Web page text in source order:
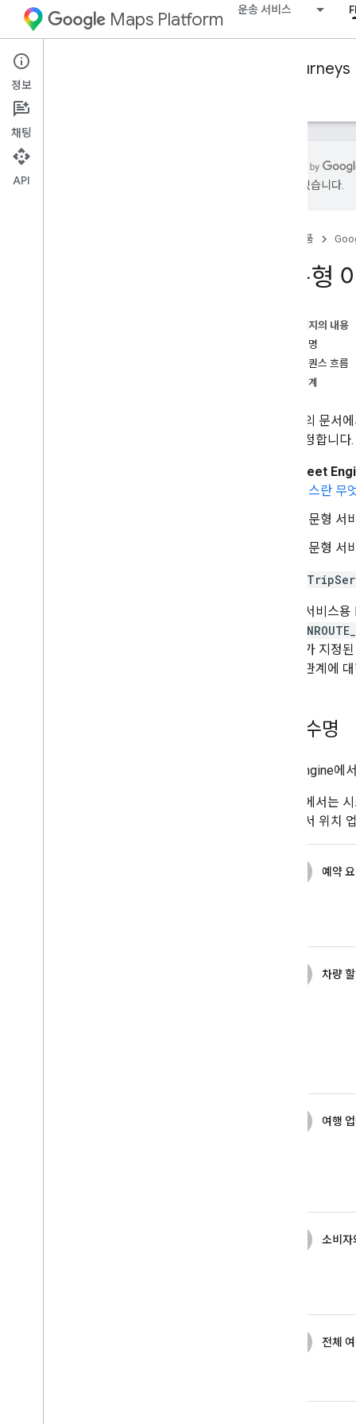
Maps Platform 운송 서비스
Mobility Services Journeys
개요
있을 수 있습니다.
제품
주문형
이 페이지의 내용
여행 수명
여행 시퀀스 흐름
다음 단계
이 섹션의 문서
다고 가정합니다.
Fleet
비스란 무
주문형 서
주문형 서
주문형 서비스
적 위치가 지정
차량의 관계에
여행 수명
Fleet Engine에
다음 표에서는
자 앱에서 위치
예약
차량
여행
소비자
전체
정보
채팅
API